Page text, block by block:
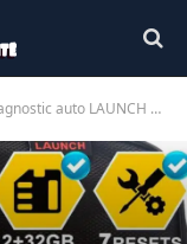
V2.0 – Un outil indispensable pour vos entretiens